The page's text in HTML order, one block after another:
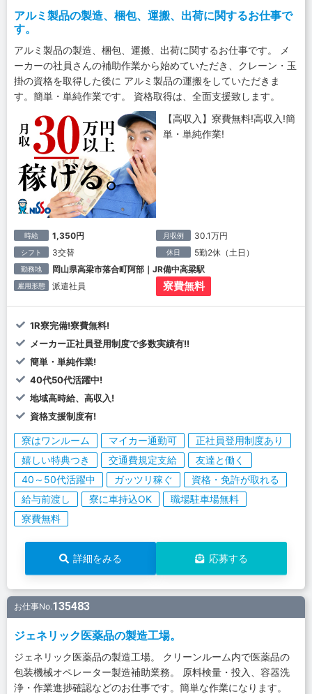
アルミ製品の製造、梱包、運搬、出荷に関するお仕事で
す。
アルミ製品の製造、梱包、運搬、出荷に関するお仕事です。 メ
ーカーの社員さんの補助作業から始めていただき、クレーン・玉
掛の資格を取得した後に アルミ製品の運搬をしていただきま
す。簡単・単純作業です。 資格取得は、全面支援致します。
【高収入】寮費無料!高収入!簡
単・単純作業!
時給 1,350円 月収例 30.1万円
シフト 3交替 休日 5勤2休（土日）
勤務地 岡山県高梁市落合町阿部｜JR備中高梁駅
雇用形態 派遣社員 寮費無料
1R寮完備!寮費無料!
メーカー正社員登用制度で多数実績有!!
簡単・単純作業!
40代50代活躍中!
地域高時給、高収入!
資格支援制度有!
寮はワンルーム マイカー通勤可
正社員登用制度あり
嬉しい特典つき
交通費規定支給
友達と働く
40～50代活躍中
ガッツリ稼ぐ
資格・免許が取れる
給与前渡し
寮に車持込OK
職場駐車場無料
寮費無料
詳細をみる 応募する
お仕事No.135483
ジェネリック医薬品の製造工場。
ジェネリック医薬品の製造工場。 クリーンルーム内で医薬品の
包装機械オペレーター製造補助業務。 原料検量・投入、容器洗
浄・作業進捗確認などのお仕事です。簡単な作業になります。